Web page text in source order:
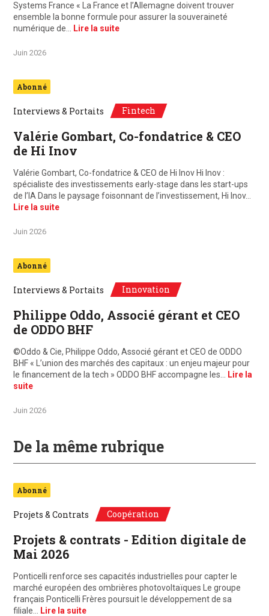
Systems France « La France et l’Allemagne doivent trouver
ensemble la bonne formule pour assurer la souveraineté
numérique de…
Lire la suite
Juin 2026
Abonné
Interviews & Portaits Fintech
Valérie Gombart, Co-fondatrice & CEO
de Hi Inov
Valérie Gombart, Co-fondatrice & CEO de Hi Inov Hi Inov :
spécialiste des investissements early-stage dans les start-ups
de l’IA Dans le paysage foisonnant de l’investissement, Hi Inov…
Lire la suite
Juin 2026
Abonné
Interviews & Portaits Innovation
Philippe Oddo, Associé gérant et CEO
de ODDO BHF
©Oddo & Cie, Philippe Oddo, Associé gérant et CEO de ODDO
BHF « L’union des marchés des capitaux : un enjeu majeur pour
le financement de la tech » ODDO BHF accompagne les…
Lire la
suite
Juin 2026
De la même rubrique
Abonné
Projets & Contrats Coopération
Projets & contrats - Edition digitale de
Mai 2026
Ponticelli renforce ses capacités industrielles pour capter le
marché européen des ombrières photovoltaïques Le groupe
français Ponticelli Frères poursuit le développement de sa
filiale…
Lire la suite